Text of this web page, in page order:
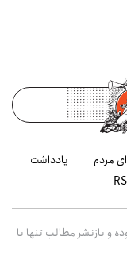
مردم
یادداشت
و بازنشر مطالب تنها با